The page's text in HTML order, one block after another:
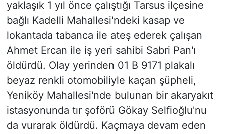
yaklaşık 1 yıl önce çalıştığı Tarsus ilçesine
bağlı Kadelli Mahallesi'ndeki kasap ve
lokantada tabanca ile ateş ederek çalışan
Ahmet Ercan ile iş yeri sahibi Sabri Pan'ı
öldürdü. Olay yerinden 01 B 9171 plakalı
beyaz renkli otomobiliyle kaçan şüpheli,
Yeniköy Mahallesi'nde bulunan bir akaryakıt
istasyonunda tır şoförü Gökay Selfioğlu'nu
da vurarak öldürdü. Kaçmaya devam eden